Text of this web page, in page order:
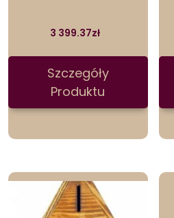
3 399.37zł
Szczegóły
Produktu